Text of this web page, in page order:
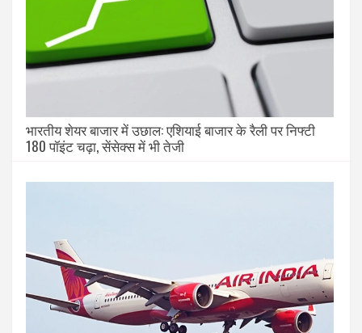
भारतीय शेयर बाजार में उछाल: एशियाई बाजार के रैली पर निफ्टी
180 पॉइंट चढ़ा, सेंसेक्स में भी तेजी